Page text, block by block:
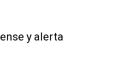
y alerta